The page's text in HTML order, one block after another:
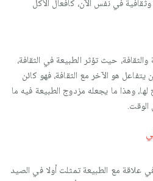
في نفس الآن، كأفعال الأكل
حيث تؤثر الطبيعة في الثقافة،
هو الآخر مع الثقافة، فهو كائن
وهذا ما يجعله مزدوج الطبيعة فيه ما
علاقة مع الطبيعة تمثلت أولا في الصيد